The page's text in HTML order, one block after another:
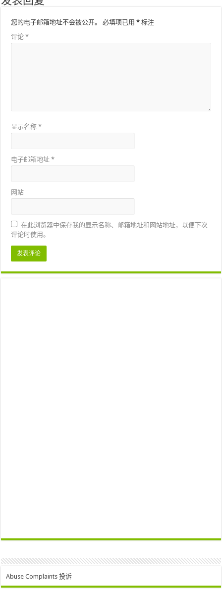
您的电子邮箱地址不会被公开。 必填项已用* 标注
评论*
显示名称*
电子邮箱地址*
网站
在此浏览器中保存我的显示名称、邮箱地址和网站地址，以便下次
评论时使用。
Abuse Complaints 投诉